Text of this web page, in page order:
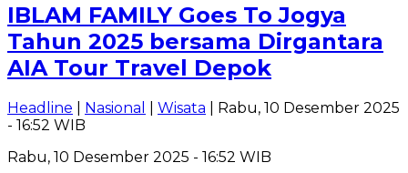
IBLAM FAMILY Goes To Jogya
Tahun 2025 bersama Dirgantara
AIA Tour Travel Depok
Headline Nasional Wisata | Rabu, 10 Desember 2025
- 16:52 WIB
Rabu, 10 Desember 2025 - 16:52 WIB